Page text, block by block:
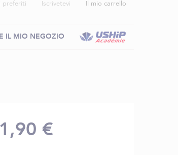
preferiti Iscrivetevi Il mio carrello
IL MIO NEGOZIO
€